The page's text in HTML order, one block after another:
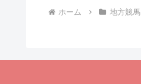
ホーム 地方競馬